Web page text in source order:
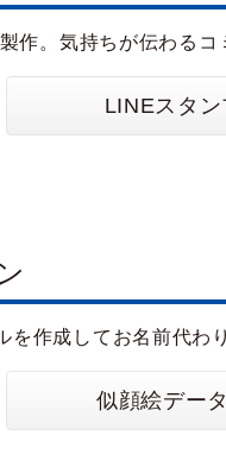
作。気持ちが伝わるコ
LINEスタ
を作成してお名前代わ
似顔絵デー